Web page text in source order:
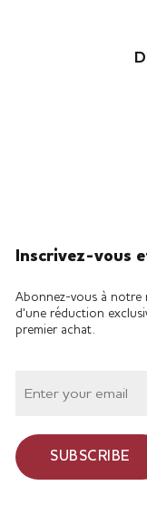
Inscrivez-vous
Abonnez-vous à notre
d'une réduction
premier achat.
SUBSCRIBE